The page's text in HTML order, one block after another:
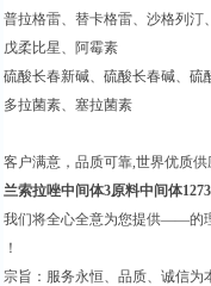
普拉格雷、替卡格雷、沙格列汀
戊柔比星、阿霉素
硫酸长春新碱、硫酸长春碱、硫
多拉菌素、塞拉菌素
客户满意，品质可靠,世界优质
兰索拉唑中间体3原料中间体
我们将全心全意为您提供——的
！
宗旨：服务永恒、品质、诚信